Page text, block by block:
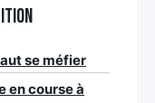
se méfier
en course à